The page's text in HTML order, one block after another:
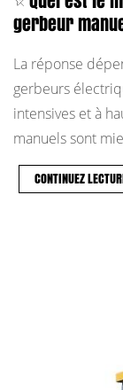
gerbeur
La réponse
gerbeurs
intensives et à
manuels sont
CONTINUEZ